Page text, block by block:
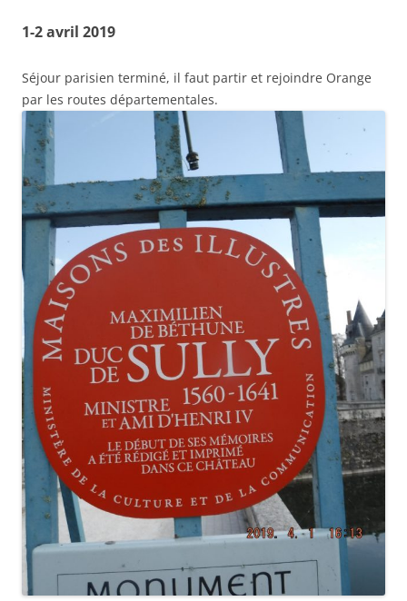
1-2 avril 2019
Séjour parisien terminé, il faut partir et rejoindre Orange
par les routes départementales.